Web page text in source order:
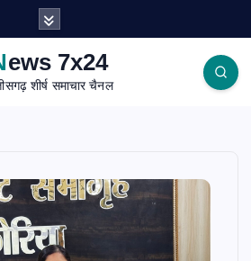
News 7x24
शीर्ष समाचार चैनल